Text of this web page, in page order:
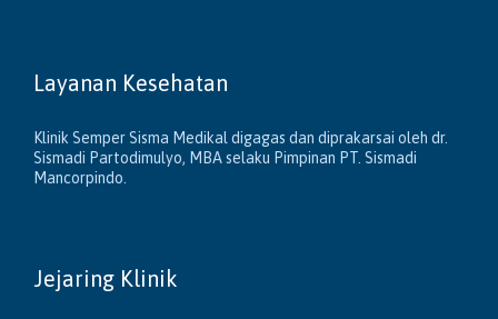
Layanan Kesehatan
Klinik Semper Sisma Medikal digagas dan diprakarsai oleh dr.
Sismadi Partodimulyo, MBA selaku Pimpinan PT. Sismadi
Mancorpindo.
Jejaring Klinik